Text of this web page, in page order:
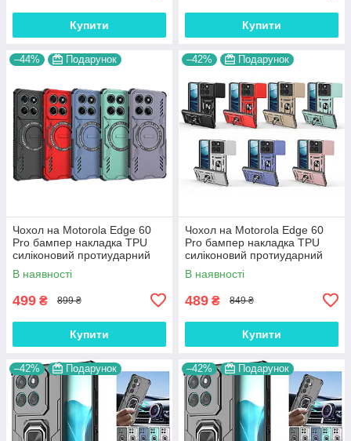
Купити Купити
–44% Подарунок
Чохол на Motorola Edge 60
Pro бампер накладка TPU
силіконовий протиударний
оригінальний "NEO ARMOR"
В наявності
499 ₴ 899 ₴
Купити
–42% Подарунок
Чохол на Motorola Edge 60
Pro бампер накладка TPU
силіконовий протиударний
оригінальний "ROG ARMOR"
В наявності
489 ₴ 849 ₴
Купити
–42% Подарунок –42% Подарунок